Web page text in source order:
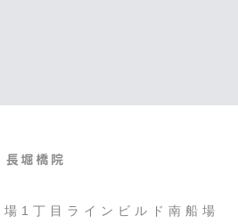
1丁目ラインビルド南船場